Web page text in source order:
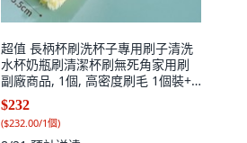
超值 長柄杯刷洗杯子專用刷子清洗
水杯奶瓶刷清潔杯刷無死角家用刷
副廠商品, 1個, 高密度刷毛 1個裝+1
掛鉤 錐型加長刷,加長手柄/全方位清
潔
$232
($232.00/1個)